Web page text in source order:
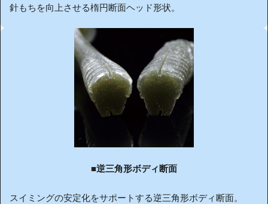
針もちを向上させる楕円断面ヘッド形状。
■逆三角形ボディ断面
スイミングの安定化をサポートする逆三角形ボディ断面。